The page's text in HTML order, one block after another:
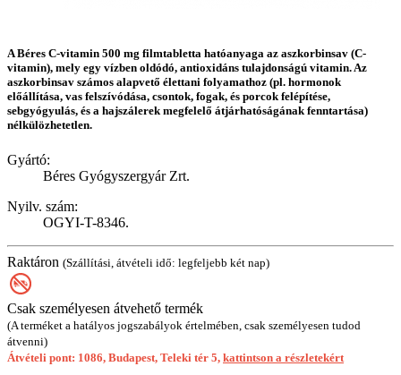
A Béres C-vitamin 500 mg filmtabletta hatóanyaga az aszkorbinsav (C-
vitamin), mely egy vízben oldódó, antioxidáns tulajdonságú vitamin. Az
aszkorbinsav számos alapvető élettani folyamathoz (pl. hormonok
előállítása, vas felszívódása, csontok, fogak, és porcok felépítése,
sebgyógyulás, és a hajszálerek megfelelő átjárhatóságának fenntartása)
nélkülözhetetlen.
Gyártó:
Béres Gyógyszergyár Zrt.
Nyilv. szám:
OGYI-T-8346.
Raktáron (Szállítási, átvételi idő: legfeljebb két nap)
Csak személyesen átvehető termék
(A terméket a hatályos jogszabályok értelmében, csak személyesen tudod
átvenni)
Átvételi pont: 1086, Budapest, Teleki tér 5, kattintson a részletekért